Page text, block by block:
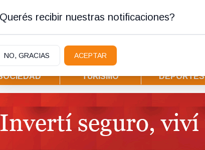
la Angostura
TURISMO DEPORTES
recibir nuestras notificaciones?
NO, GRACIAS ACEPTAR